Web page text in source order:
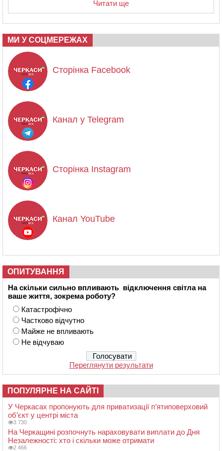
Читати ще
МИ У СОЦМЕРЕЖАХ
Сторінка Facebook
Канал у Telegram
Сторінка Instagram
Канал YouTube
ОПИТУВАННЯ
На скільки сильно впливають відключення світла на
ваше життя, зокрема роботу?
Катастрофічно
Частково відчутно
Майже не впливають
Не відчуваю
Переглянути результати
ПОПУЛЯРНЕ НА САЙТІ
У Черкасах пропонують для приватизації п’ятиповерховий
об’єкт у центрі міста
3 730
На Черкащині розпочнуть нараховувати виплати до Дня
Незалежності: хто і скільки може отримати
2 466